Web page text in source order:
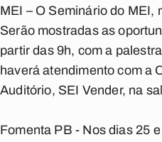
MEI – O Seminário do MEI,
Serão mostradas as
partir das 9h, com a
haverá atendimento com a
Auditório, SEI Vender, na
Fomenta PB - Nos dias 25